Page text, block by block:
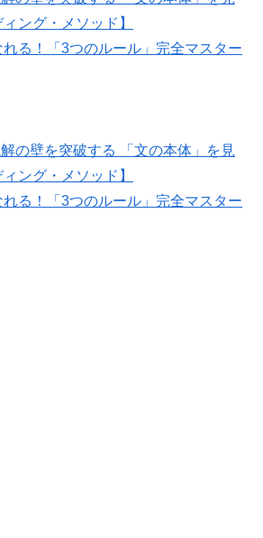
ング・メソッド】
れる！「3つのルール」完全マスター
解の壁を突破する 「文の本体」を見
ング・メソッド】
れる！「3つのルール」完全マスター